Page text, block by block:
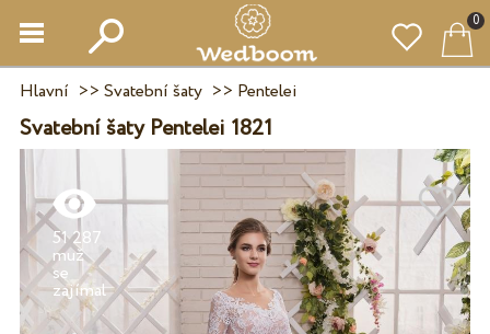
0
Hlavní >> Svatební šaty>> Pentelei
Svatební šaty Pentelei 1821
51 287
muž
se
zajímal